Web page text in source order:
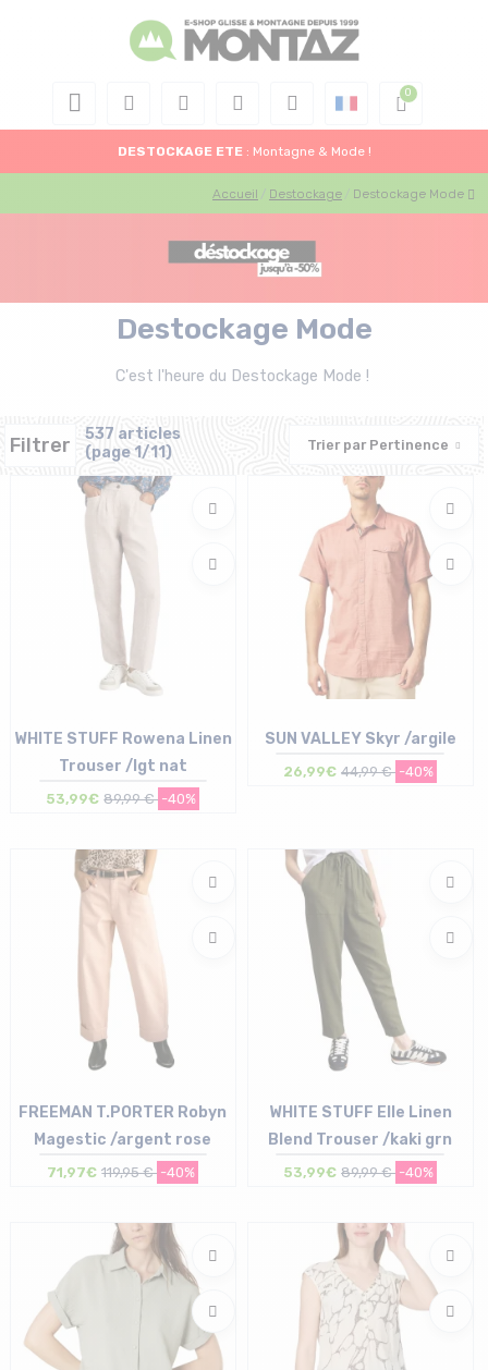
DESTOCKAGE ETE : Montagne & Mode !
Accueil Destockage Destockage Mode
Destockage Mode
C'est l'heure du Destockage Mode !
Filtrer
537 articles
(page 1/11)
Trier par Pertinence
38 (UK10) | 40 (UK12)
WHITE STUFF Rowena Linen
Trouser /lgt nat
53,99€ 89,99 € -40%
S
SUN VALLEY Skyr /argile
26,99€ 44,99 € -40%
25 | 27 | 28 | 29 | 30 | 31
FREEMAN T.PORTER Robyn
Magestic /argent rose
71,97€ 119,95 € -40%
36 (UK 8) | 40 (UK12)
WHITE STUFF Elle Linen
Blend Trouser /kaki grn
53,99€ 89,99 € -40%